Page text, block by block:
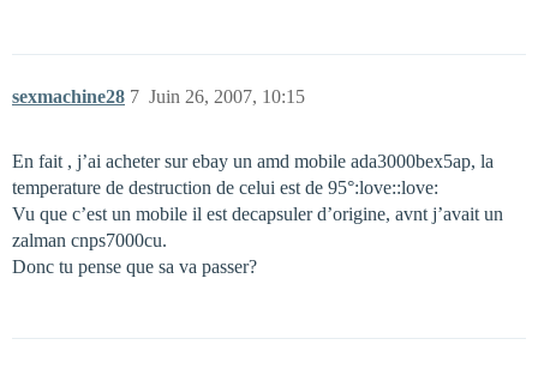
sexmachine28 Juin 26, 2007, 10:15
7
En fait , j’ai acheter sur ebay un amd mobile ada3000bex5ap, la
temperature de destruction de celui est de 95°:love::love:
Vu que c’est un mobile il est decapsuler d’origine, avnt j’avait un
zalman cnps7000cu.
Donc tu pense que sa va passer?